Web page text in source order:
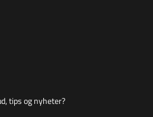
tips og nyheter?